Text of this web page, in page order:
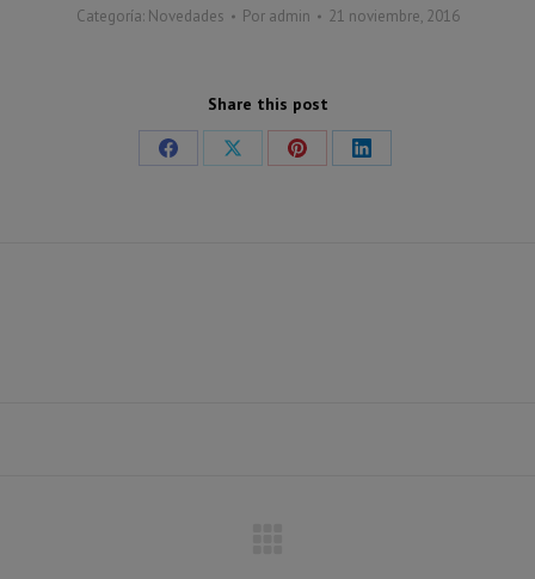
Categoría: Novedades Por admin 21 noviembre, 2016
Share this post
Share
Share
Share
Share